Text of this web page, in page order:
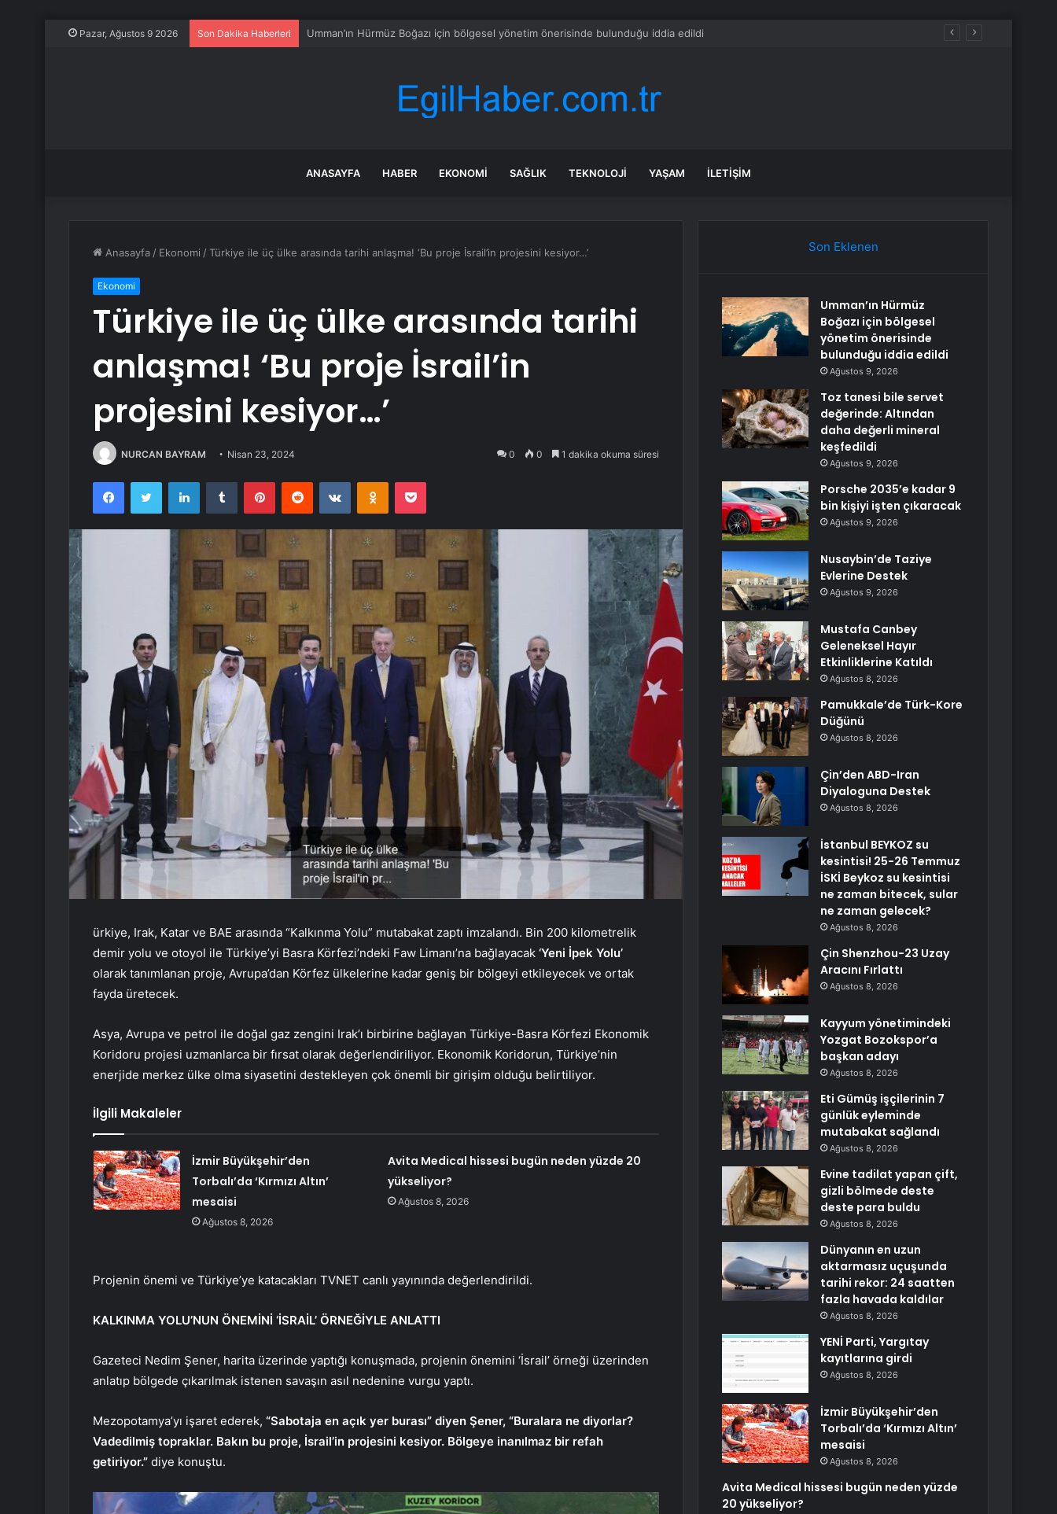
Pazar, Ağustos 9 2026 Son Dakika Haberleri Toz tanesi bile servet değerinde: Altından daha değerli mineral keşfedildi
ANASAYFA HABER EKONOMI SAĞLIK TEKNOLOJI YAŞAM İLETIŞIM
Anasayfa / Ekonomi /Türkiye ile üç ülke arasında tarihi anlaşma! ‘Bu proje İsrail’in projesini kesiyor…’
Ekonomi
Türkiye ile üç ülke arasında tarihi
anlaşma! ‘Bu proje İsrail’in
projesini kesiyor…’
NURCAN BAYRAM Nisan 23, 2024 0 0 1 dakika okuma süresi
FacebookTwitter LinkedInTumblr PinterestReddit VKontakteOdnoklassniki
Pocket
ürkiye, Irak, Katar ve BAE arasında “Kalkınma Yolu” mutabakat zaptı imzalandı. Bin 200 kilometrelik
demir yolu ve otoyol ile Türkiye’yi Basra Körfezi’ndeki Faw Limanı’na bağlayacak ‘Yeni İpek Yolu’
olarak tanımlanan proje, Avrupa’dan Körfez ülkelerine kadar geniş bir bölgeyi etkileyecek ve ortak
fayda üretecek.
Asya, Avrupa ve petrol ile doğal gaz zengini Irak’ı birbirine bağlayan Türkiye-Basra Körfezi Ekonomik
Koridoru projesi uzmanlarca bir fırsat olarak değerlendiriliyor. Ekonomik Koridorun, Türkiye’nin
enerjide merkez ülke olma siyasetini destekleyen çok önemli bir girişim olduğu belirtiliyor.
İlgili Makaleler
İzmir Büyükşehir’den
Torbalı’da ‘Kırmızı Altın’
mesaisi
Ağustos 8, 2026
Avita Medical hissesi bugün neden yüzde 20
yükseliyor?
Ağustos 8, 2026
Projenin önemi ve Türkiye’ye katacakları TVNET canlı yayınında değerlendirildi.
KALKINMA YOLU’NUN ÖNEMİNİ ‘İSRAİL’ ÖRNEĞİYLE ANLATTI
Gazeteci Nedim Şener, harita üzerinde yaptığı konuşmada, projenin önemini ‘İsrail’ örneği üzerinden
anlatıp bölgede çıkarılmak istenen savaşın asıl nedenine vurgu yaptı.
Mezopotamya’yı işaret ederek, “Sabotaja en açık yer burası” diyen Şener, “Buralara ne diyorlar?
Vadedilmiş topraklar. Bakın bu proje, İsrail’in projesini kesiyor. Bölgeye inanılmaz bir refah
getiriyor.” diye konuştu.
Son Eklenen
Umman’ın Hürmüz
Boğazı için bölgesel
yönetim önerisinde
bulunduğu iddia edildi
Ağustos 9, 2026
Toz tanesi bile servet
değerinde: Altından
daha değerli mineral
keşfedildi
Ağustos 9, 2026
Porsche 2035’e kadar 9
bin kişiyi işten çıkaracak
Ağustos 9, 2026
Nusaybin’de Taziye
Evlerine Destek
Ağustos 9, 2026
Mustafa Canbey
Geleneksel Hayır
Etkinliklerine Katıldı
Ağustos 8, 2026
Pamukkale’de Türk-Kore
Düğünü
Ağustos 8, 2026
Çin’den ABD-Iran
Diyaloguna Destek
Ağustos 8, 2026
İstanbul BEYKOZ su
kesintisi! 25-26 Temmuz
İSKİ Beykoz su kesintisi
ne zaman bitecek, sular
ne zaman gelecek?
Ağustos 8, 2026
Çin Shenzhou-23 Uzay
Aracını Fırlattı
Ağustos 8, 2026
Kayyum yönetimindeki
Yozgat Bozokspor’a
başkan adayı
Ağustos 8, 2026
Eti Gümüş işçilerinin 7
günlük eyleminde
mutabakat sağlandı
Ağustos 8, 2026
Evine tadilat yapan çift,
gizli bölmede deste
deste para buldu
Ağustos 8, 2026
Dünyanın en uzun
aktarmasız uçuşunda
tarihi rekor: 24 saatten
fazla havada kaldılar
Ağustos 8, 2026
YENİ Parti, Yargıtay
kayıtlarına girdi
Ağustos 8, 2026
İzmir Büyükşehir’den
Torbalı’da ‘Kırmızı Altın’
mesaisi
Ağustos 8, 2026
Avita Medical hissesi bugün neden yüzde
20 yükseliyor?